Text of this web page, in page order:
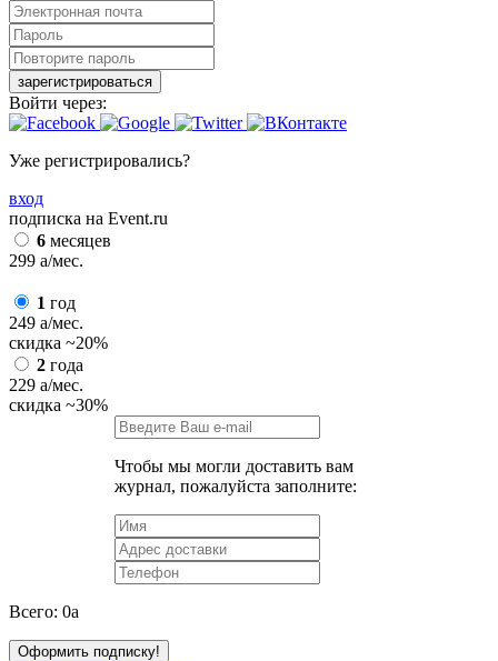
зарегистрироваться
Войти через:
Уже регистрировались?
вход
подписка на Event.ru
6 месяцев
299 a/мес.
1 год
249 a/мес.
скидка ~20%
2 года
229 a/мес.
скидка ~30%
Чтобы мы могли доставить вам
журнал, пожалуйста заполните:
Всего: 0a
Оформить подписку!